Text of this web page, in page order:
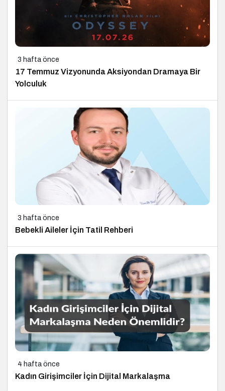
3 hafta önce
17 Temmuz Vizyonunda Aksiyondan Dramaya Bir
Yolculuk
3 hafta önce
Bebekli Aileler İçin Tatil Rehberi
4 hafta önce
Kadın Girişimciler İçin Dijital Markalaşma